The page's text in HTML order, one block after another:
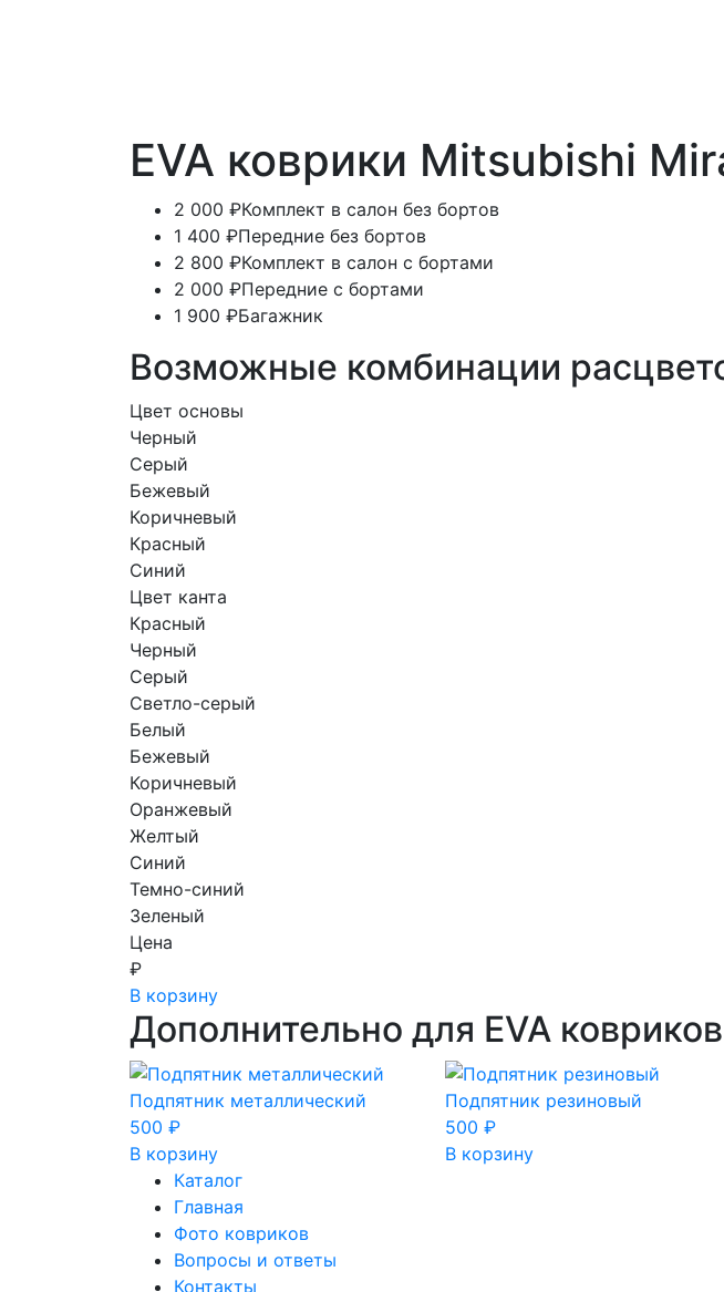
EVA коврики Mitsubishi
2 000 ₽Комплект в салон без бортов
1 400 ₽Передние без бортов
2 800 ₽Комплект в салон с бортами
2 000 ₽Передние с бортами
1 900 ₽Багажник
Возможные комбинации
Цвет основы
Черный
Серый
Бежевый
Коричневый
Красный
Синий
Цвет канта
Красный
Черный
Серый
Светло-серый
Белый
Бежевый
Коричневый
Оранжевый
Желтый
Синий
Темно-синий
Зеленый
Цена
₽
В корзину
Дополнительно для EVA ковриков
Подпятник металлический
500 ₽
В корзину
Подпятник резиновый
500 ₽
В корзину
Каталог
Главная
Фото ковриков
Вопросы и ответы
Контакты